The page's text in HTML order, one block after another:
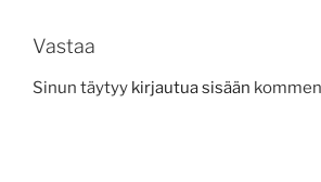
Vastaa
Sinun täytyy kirjautua sisään